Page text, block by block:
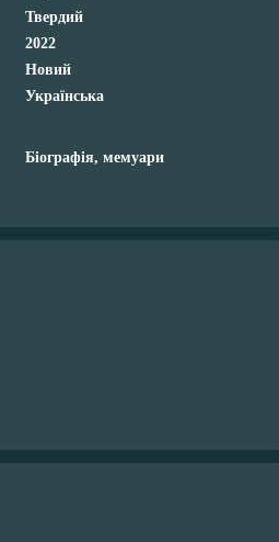
Твердий
2022
Новий
Українська
Біографія, мемуари